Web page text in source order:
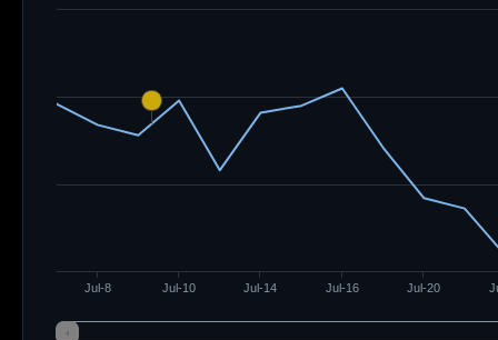
Jul-8 Jul-10 Jul-14 Jul-16 Jul-20